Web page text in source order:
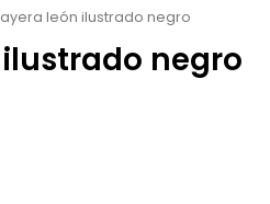
león ilustrado negro
negro